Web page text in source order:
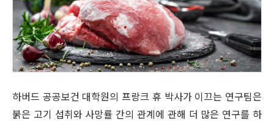
하버드 공공보건 대학원의 프랑크 휴 박사가 이끄는 연구팀은
붉은 고기 섭취와 사망률 간의 관계에 관해 더 많은 연구를 하